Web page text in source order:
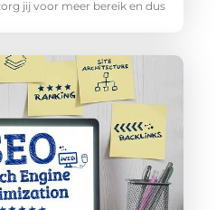
jij voor meer bereik en dus